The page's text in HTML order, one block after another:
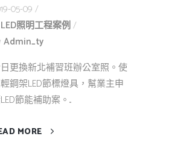
05-09
LED照明工程案例
Admin_ty
更換新北補習班辦公室照。使
鋼架LED節標燈具，幫業主申
節能補助案。...
MORE